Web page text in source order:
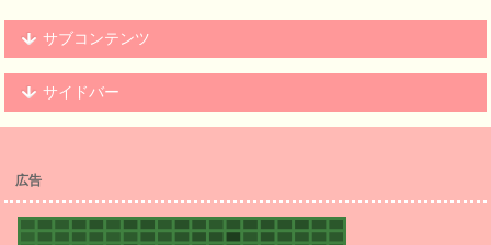
サブコンテンツ
サイドバー
広告